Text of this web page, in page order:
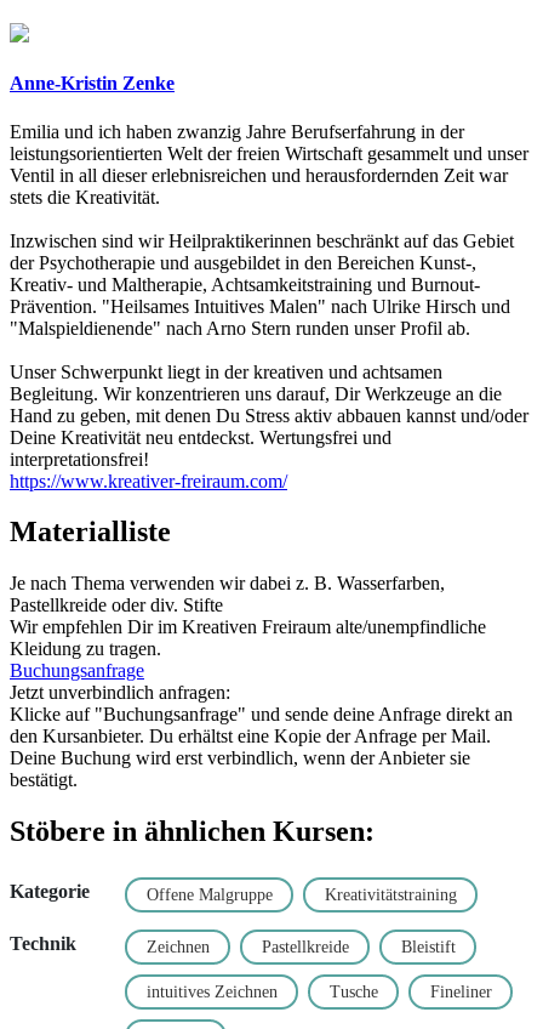
Anne-Kristin Zenke
Emilia und ich haben zwanzig Jahre Berufserfahrung in der
leistungsorientierten Welt der freien Wirtschaft gesammelt und unser
Ventil in all dieser erlebnisreichen und herausfordernden Zeit war
stets die Kreativität.
Inzwischen sind wir Heilpraktikerinnen beschränkt auf das Gebiet
der Psychotherapie und ausgebildet in den Bereichen Kunst-,
Kreativ- und Maltherapie, Achtsamkeitstraining und Burnout-
Prävention. "Heilsames Intuitives Malen" nach Ulrike Hirsch und
"Malspieldienende" nach Arno Stern runden unser Profil ab.
Unser Schwerpunkt liegt in der kreativen und achtsamen
Begleitung. Wir konzentrieren uns darauf, Dir Werkzeuge an die
Hand zu geben, mit denen Du Stress aktiv abbauen kannst und/oder
Deine Kreativität neu entdeckst. Wertungsfrei und
interpretationsfrei!
https://www.kreativer-freiraum.com/
Materialliste
Je nach Thema verwenden wir dabei z. B. Wasserfarben,
Pastellkreide oder div. Stifte
Wir empfehlen Dir im Kreativen Freiraum alte/unempfindliche
Kleidung zu tragen.
Buchungsanfrage
Jetzt unverbindlich anfragen:
Klicke auf "Buchungsanfrage" und sende deine Anfrage direkt an
den Kursanbieter. Du erhältst eine Kopie der Anfrage per Mail.
Deine Buchung wird erst verbindlich, wenn der Anbieter sie
bestätigt.
Stöbere in ähnlichen Kursen:
Kategorie Offene Malgruppe Kreativitätstraining
Technik Zeichnen Pastellkreide Bleistift
intuitives Zeichnen Tusche Fineliner